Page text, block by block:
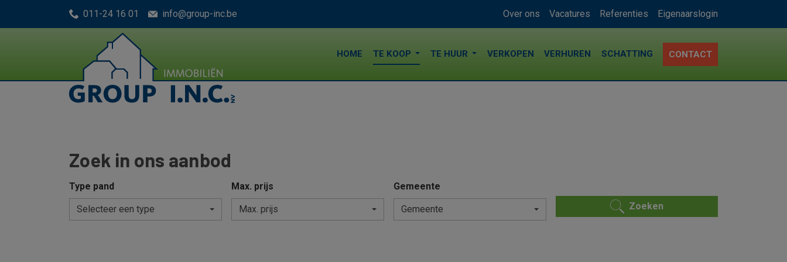
Menu overslaan en naar de inhoud gaan
011-24 16 01 info@group-inc.be Over ons Vacatures Referenties Eigenaarslogin
HOME TE KOOP TE HUUR VERKOPEN VERHUREN SCHATTING CONTACT
Zoek in ons aanbod
Type pand
Selecteer een type
Max. prijs
Max. prijs
Gemeente
Gemeente Zoeken